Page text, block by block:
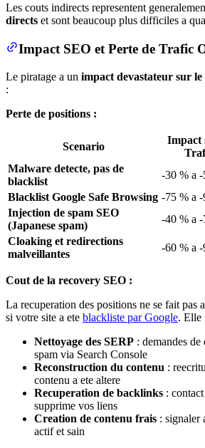
Les couts indirects representent
directs et sont beaucoup plus difficiles a
Impact SEO et Perte de Trafic
Le piratage a un impact devastateur sur
:
Perte de positions :
Scenario
Impact
Malware detecte, pas de
blacklist
-30 % a
Blacklist Google Safe Browsing -75 % a
Injection de spam SEO
(Japanese spam)
-40 % a
Cloaking et redirections
malveillantes
-60 % a
Cout de la recovery SEO :
La recuperation des positions ne se fait pas
si votre site a ete blackliste par Google. Elle
Nettoyage des SERP : demandes de
spam via Search Console
Reconstruction du contenu :
contenu a ete altere
Recuperation de backlinks :
supprime vos liens
Creation de contenu frais : signaler
actif et sain